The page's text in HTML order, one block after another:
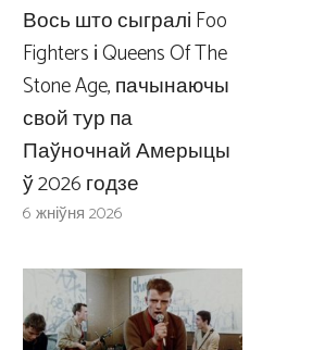
Вось што сыгралі Foo
Fighters і Queens Of The
Stone Age, пачынаючы
свой тур па
Паўночнай Амерыцы
ў 2026 годзе
6 жніўня 2026